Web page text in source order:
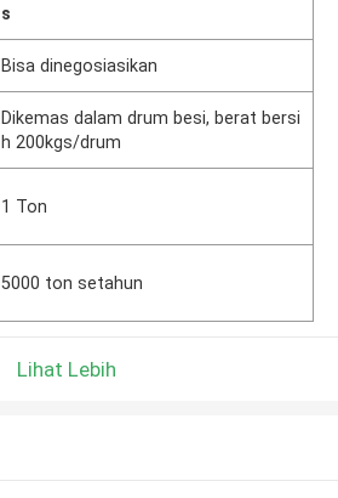
s
Bisa dinegosiasikan
Dikemas dalam drum besi, berat bersi
h 200kgs/drum
1 Ton
5000 ton setahun
Lihat Lebih